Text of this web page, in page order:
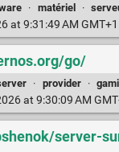
· matériel ·
at 9:31:49 AM GMT+1
go/
· provider ·
at 9:30:09 AM
server-